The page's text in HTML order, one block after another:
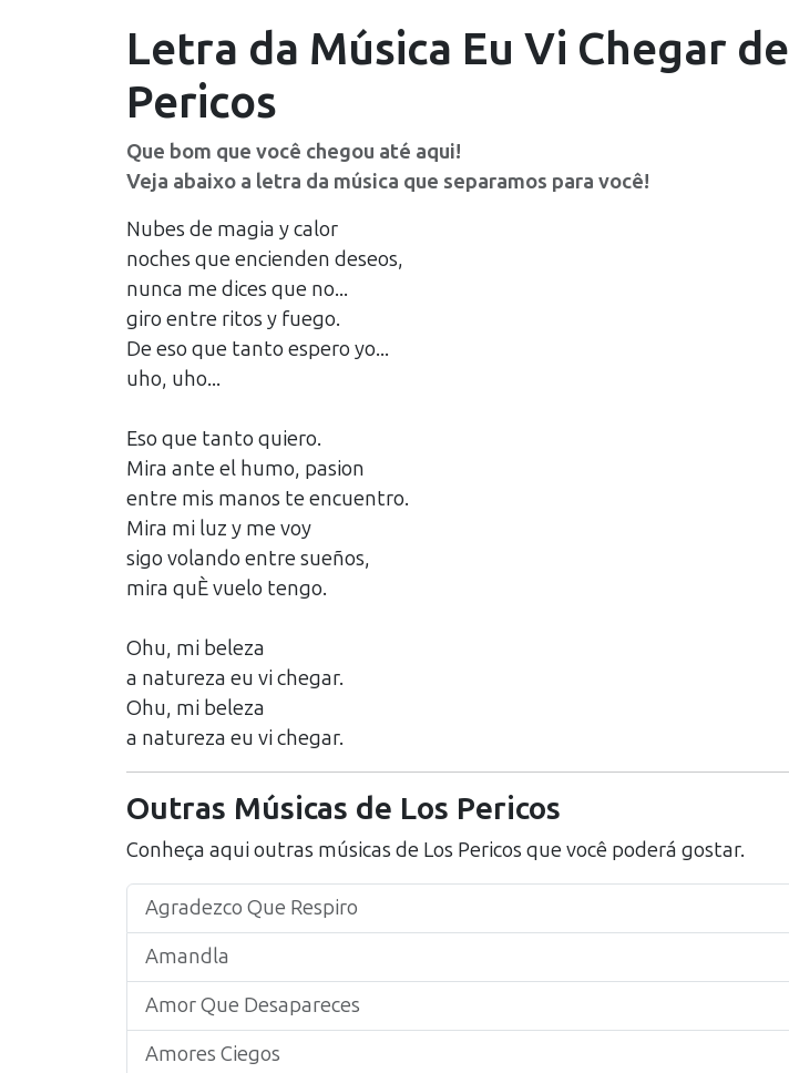
Letra da Música Eu Vi Chegar de
Pericos
Que bom que você chegou até aqui!
Veja abaixo a letra da música que separamos para você!
Nubes de magia y calor
noches que encienden deseos,
nunca me dices que no...
giro entre ritos y fuego.
De eso que tanto espero yo...
uho, uho...
Eso que tanto quiero.
Mira ante el humo, pasion
entre mis manos te encuentro.
Mira mi luz y me voy
sigo volando entre sueños,
mira quÈ vuelo tengo.
Ohu, mi beleza
a natureza eu vi chegar.
Ohu, mi beleza
a natureza eu vi chegar.
Outras Músicas de Los Pericos
Conheça aqui outras músicas de Los Pericos que você poderá gostar.
Agradezco Que Respiro
Amandla
Amor Que Desapareces
Amores Ciegos